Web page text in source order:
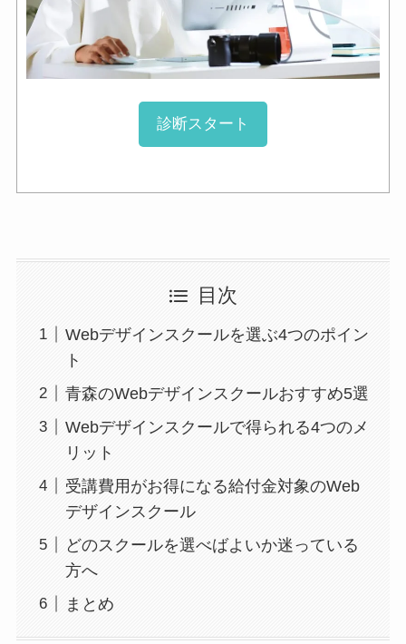
診断スタート
目次
Webデザインスクールを選ぶ4つのポイン
ト
青森のWebデザインスクールおすすめ5選
Webデザインスクールで得られる4つのメ
リット
受講費用がお得になる給付金対象のWeb
デザインスクール
どのスクールを選べばよいか迷っている
方へ
まとめ